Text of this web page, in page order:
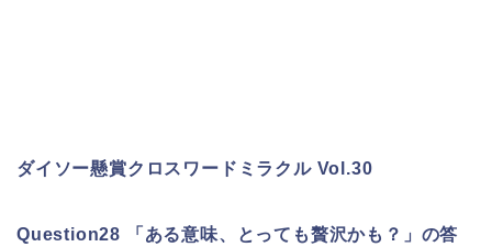
ダイソー懸賞クロスワードミラクル Vol.30
Question28 「ある意味、とっても贅沢かも？」 の答